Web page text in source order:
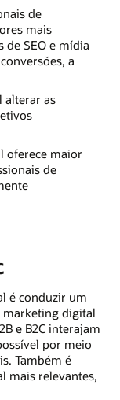
de
mais
de SEO e mídia
a
as
oferece maior
de
é conduzir um
marketing digital
e B2C interajam
por meio
Também é
mais relevantes,